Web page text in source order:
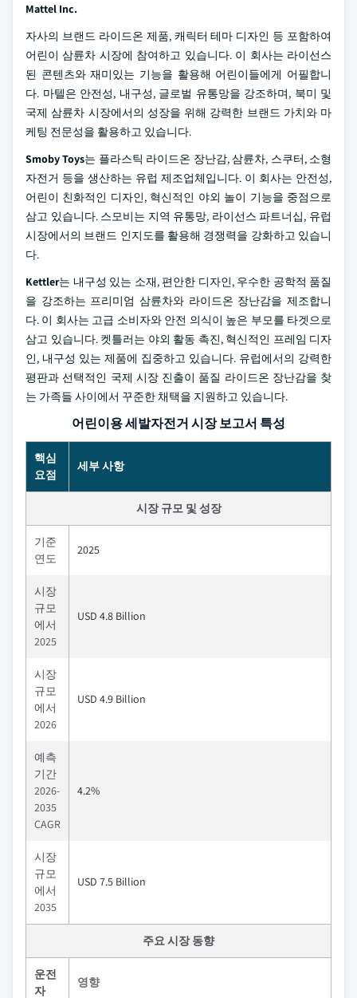
Mattel Inc.
자사의 브랜드 라이드온 제품, 캐릭터 테마 디자인 등 포함하여
어린이 삼륜차 시장에 참여하고 있습니다. 이 회사는 라이선스
된 콘텐츠와 재미있는 기능을 활용해 어린이들에게 어필합니
다. 마텔은 안전성, 내구성, 글로벌 유통망을 강조하며, 북미 및
국제 삼륜차 시장에서의 성장을 위해 강력한 브랜드 가치와 마
케팅 전문성을 활용하고 있습니다.
Smoby Toys는 플라스틱 라이드온 장난감, 삼륜차, 스쿠터, 소형
자전거 등을 생산하는 유럽 제조업체입니다. 이 회사는 안전성,
어린이 친화적인 디자인, 혁신적인 야외 놀이 기능을 중점으로
삼고 있습니다. 스모비는 지역 유통망, 라이선스 파트너십, 유럽
시장에서의 브랜드 인지도를 활용해 경쟁력을 강화하고 있습니
다.
Kettler는 내구성 있는 소재, 편안한 디자인, 우수한 공학적 품질
을 강조하는 프리미엄 삼륜차와 라이드온 장난감을 제조합니
다. 이 회사는 고급 소비자와 안전 의식이 높은 부모를 타겟으로
삼고 있습니다. 켓틀러는 야외 활동 촉진, 혁신적인 프레임 디자
인, 내구성 있는 제품에 집중하고 있습니다. 유럽에서의 강력한
평판과 선택적인 국제 시장 진출이 품질 라이드온 장난감을 찾
는 가족들 사이에서 꾸준한 채택을 지원하고 있습니다.
어린이용 세발자전거 시장 보고서 특성
핵심
요점
세부 사항
시장 규모 및 성장
기준
연도
2025
시장
규모
에서
2025
USD 4.8 Billion
시장
규모
에서
2026
USD 4.9 Billion
예측
기간
2026-
2035
CAGR
4.2%
시장
규모
에서
2035
USD 7.5 Billion
주요 시장 동향
운전
자
영향